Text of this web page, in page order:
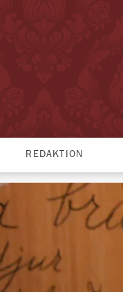
REDAKTION